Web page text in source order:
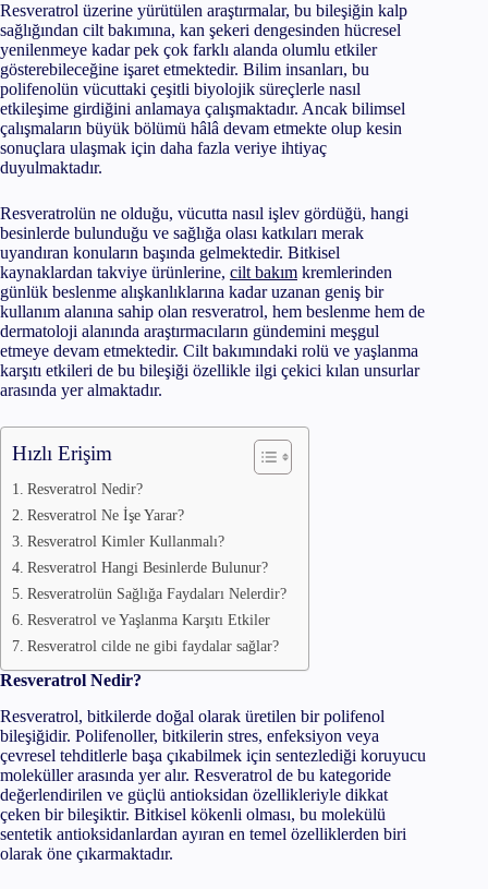
Resveratrol üzerine yürütülen araştırmalar, bu bileşiğin kalp
sağlığından cilt bakımına, kan şekeri dengesinden hücresel
yenilenmeye kadar pek çok farklı alanda olumlu etkiler
gösterebileceğine işaret etmektedir. Bilim insanları, bu
polifenolün vücuttaki çeşitli biyolojik süreçlerle nasıl
etkileşime girdiğini anlamaya çalışmaktadır. Ancak bilimsel
çalışmaların büyük bölümü hâlâ devam etmekte olup kesin
sonuçlara ulaşmak için daha fazla veriye ihtiyaç
duyulmaktadır.
Resveratrolün ne olduğu, vücutta nasıl işlev gördüğü, hangi
besinlerde bulunduğu ve sağlığa olası katkıları merak
uyandıran konuların başında gelmektedir. Bitkisel
kaynaklardan takviye ürünlerine, cilt bakım kremlerinden
günlük beslenme alışkanlıklarına kadar uzanan geniş bir
kullanım alanına sahip olan resveratrol, hem beslenme hem de
dermatoloji alanında araştırmacıların gündemini meşgul
etmeye devam etmektedir. Cilt bakımındaki rolü ve yaşlanma
karşıtı etkileri de bu bileşiği özellikle ilgi çekici kılan unsurlar
arasında yer almaktadır.
Hızlı Erişim
Resveratrol Nedir?
Resveratrol Ne İşe Yarar?
Resveratrol Kimler Kullanmalı?
Resveratrol Hangi Besinlerde Bulunur?
Resveratrolün Sağlığa Faydaları Nelerdir?
Resveratrol ve Yaşlanma Karşıtı Etkiler
Resveratrol cilde ne gibi faydalar sağlar?
Resveratrol Nedir?
Resveratrol, bitkilerde doğal olarak üretilen bir polifenol
bileşiğidir. Polifenoller, bitkilerin stres, enfeksiyon veya
çevresel tehditlerle başa çıkabilmek için sentezlediği koruyucu
moleküller arasında yer alır. Resveratrol de bu kategoride
değerlendirilen ve güçlü antioksidan özellikleriyle dikkat
çeken bir bileşiktir. Bitkisel kökenli olması, bu molekülü
sentetik antioksidanlardan ayıran en temel özelliklerden biri
olarak öne çıkarmaktadır.